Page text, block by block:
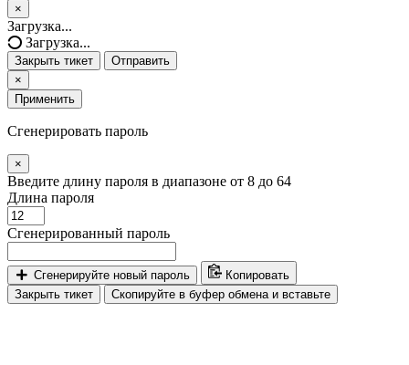
×
Закрыть
тикет
Загрузка...
Загрузка...
Закрыть тикет
Отправить
×
Применить
Сгенерировать пароль
×
Введите длину пароля в диапазоне от 8 до 64
Длина пароля
Сгенерированный пароль
Сгенерируйте новый пароль
Копировать
Закрыть тикет
Скопируйте в буфер обмена и вставьте